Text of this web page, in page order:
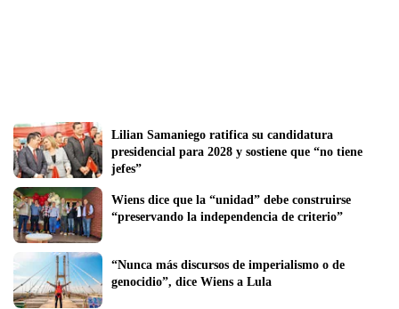
Lilian Samaniego ratifica su candidatura
presidencial para 2028 y sostiene que “no tiene
Wiens dice que la “unidad” debe construirse
“preservando la independencia de criterio”
“Nunca más discursos de imperialismo o de
genocidio”, dice Wiens a Lula